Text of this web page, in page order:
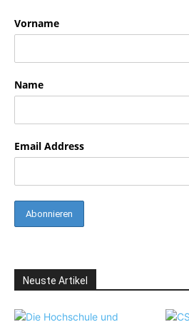
Vorname
Name
Email Address
Neuste Artikel